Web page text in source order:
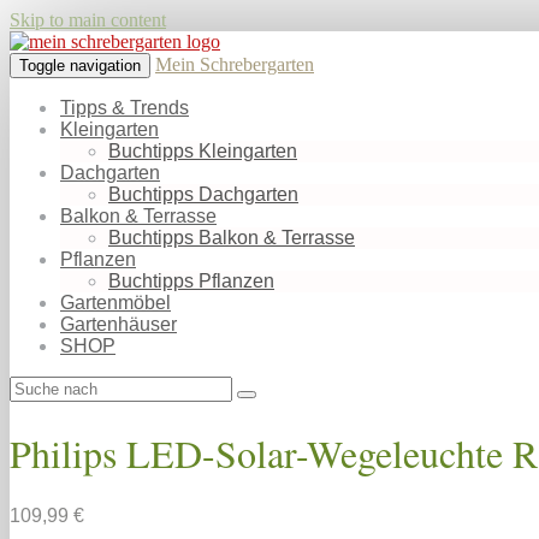
Skip to main content
Toggle navigation Mein Schrebergarten
Tipps & Trends
Kleingarten
Buchtipps Kleingarten
Dachgarten
Buchtipps Dachgarten
Balkon & Terrasse
Buchtipps Balkon & Terrasse
Pflanzen
Buchtipps Pflanzen
Gartenmöbel
Gartenhäuser
SHOP
Philips LED-Solar-Wegeleuchte
109,99 €